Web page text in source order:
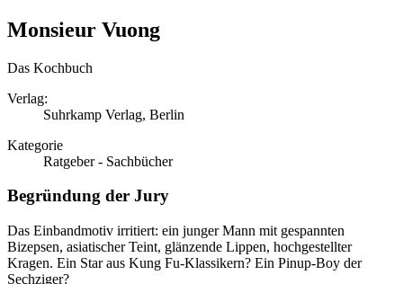
Monsieur Vuong
Das Kochbuch
Verlag:
Suhrkamp Verlag, Berlin
Kategorie
Ratgeber - Sachbücher
Begründung der Jury
Das Einbandmotiv irritiert: ein junger Mann mit gespannten
Bizepsen, asiatischer Teint, glänzende Lippen, hochgestellter
Kragen. Ein Star aus Kung Fu-Klassikern? Ein Pinup-Boy der
Sechziger?